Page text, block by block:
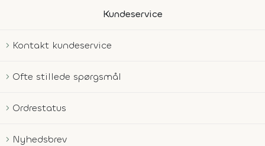
Kundeservice
Kontakt kundeservice
Ofte stillede spørgsmål
Ordrestatus
Nyhedsbrev